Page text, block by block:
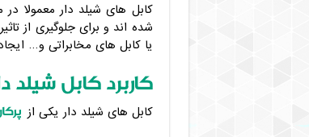
کابل های شیلد دار معمولا
شده اند و برای جلوگیری از
یا کابل های مخابراتی و…
کاربرد کابل شیلد دار رسانا 1.5*3 در
کابل های شیلد دار یکی از